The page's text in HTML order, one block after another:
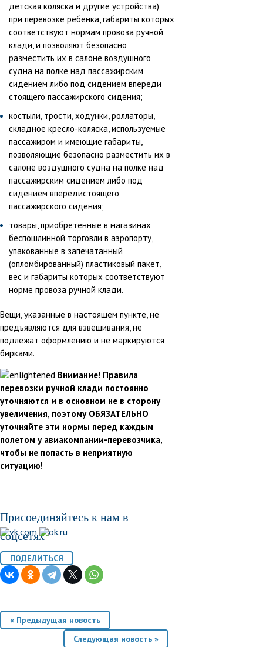
детская коляска и другие устройства)
при перевозке ребенка, габариты которых
соответствуют нормам провоза ручной
клади, и позволяют безопасно
разместить их в салоне воздушного
судна на полке над пассажирским
сидением либо под сидением впереди
стоящего пассажирского сидения;
костыли, трости, ходунки, роллаторы,
складное кресло-коляска, используемые
пассажиром и имеющие габариты,
позволяющие безопасно разместить их в
салоне воздушного судна на полке над
пассажирским сидением либо под
сидением впередистоящего
пассажирского сидения;
товары, приобретенные в магазинах
беспошлинной торговли в аэропорту,
упакованные в запечатанный
(опломбированный) пластиковый пакет,
вес и габариты которых соответствуют
норме провоза ручной клади.
Вещи, указанные в настоящем пункте, не
предъявляются для взвешивания, не
подлежат оформлению и не маркируются
бирками.
Внимание! Правила
перевозки ручной клади постоянно
уточняются и в основном не в сторону
увеличения, поэтому ОБЯЗАТЕЛЬНО
уточняйте эти нормы перед каждым
полетом у авиакомпании-перевозчика,
чтобы не попасть в неприятную
ситуацию!
Присоединяйтесь к нам в
соцсетях
« Предыдущая новость
Следующая новость »